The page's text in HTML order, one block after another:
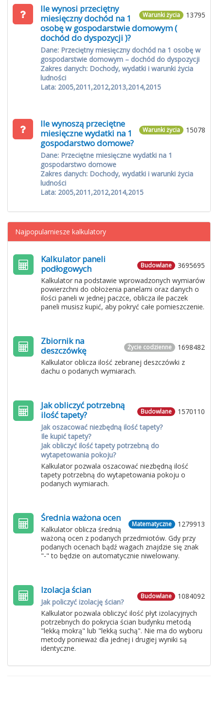
13795
Warunki życia
Ile wynosi przeciętny
miesięczny dochód na 1
osobę w gospodarstwie domowym (
dochód do dyspozycji )?
Dane: Przeciętny miesięczny dochód na 1 osobę w
gospodarstwie domowym – dochód do dyspozycji
Zakres danych: Dochody, wydatki i warunki życia
ludności
Lata: 2005,2011,2012,2013,2014,2015
15078
Warunki życia
Ile wynoszą przeciętne
miesięczne wydatki na 1
gospodarstwo domowe?
Dane: Przeciętne miesięczne wydatki na 1
gospodarstwo domowe
Zakres danych: Dochody, wydatki i warunki życia
ludności
Lata: 2005,2011,2012,2014,2015
Najpopularniesze kalkulatory
3695695
Budowlane
Kalkulator paneli
podłogowych
Kalkulator na podstawie wprowadzonych wymiarów
powierzchni do obłożenia panelami oraz danych o
ilości paneli w jednej paczce, oblicza ile paczek
paneli musisz kupić, aby pokryć całe pomieszczenie.
1698482
Życie codzienne
Zbiornik na
deszczówkę
Kalkulator oblicza ilość zebranej deszczówki z
dachu o podanych wymiarach.
1570110
Budowlane
Jak obliczyć potrzebną
ilość tapety?
Jak oszacować niezbędną ilość tapety?
Ile kupić tapety?
Jak obliczyć ilość tapety potrzebną do
wytapetowania pokoju?
Kalkulator pozwala oszacować niezbędną ilość
tapety potrzebną do wytapetowania pokoju o
podanych wymiarach.
1279913
Matematyczne
Średnia ważona ocen
Kalkulator oblicza średnią
ważoną ocen z podanych przedmiotów. Gdy przy
podanych ocenach bądź wagach znajdzie się znak
"-" to będzie on automatycznie niwelowany.
1084092
Budowlane
Izolacja ścian
Jak policzyć izolację ścian?
Kalkulator pozwala obliczyć ilość płyt izolacyjnych
potrzebnych do pokrycia ścian budynku metodą
"lekką mokrą" lub "lekką suchą". Nie ma do wyboru
metody ponieważ dla jednej i drugiej wyniki są
identyczne.